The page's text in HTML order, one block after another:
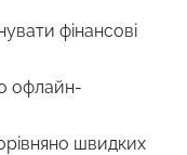
фінансові
офлайн-
швидких